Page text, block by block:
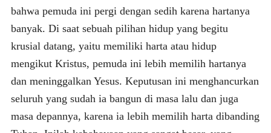
bahwa pemuda ini pergi dengan sedih karena hartanya
banyak. Di saat sebuah pilihan hidup yang begitu
krusial datang, yaitu memiliki harta atau hidup
mengikut Kristus, pemuda ini lebih memilih hartanya
dan meninggalkan Yesus. Keputusan ini menghancurkan
seluruh yang sudah ia bangun di masa lalu dan juga
masa depannya, karena ia lebih memilih harta dibanding